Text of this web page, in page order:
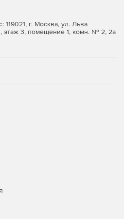
г. Москва, ул. Льва
этаж 3, помещение 1, комн. № 2, 2а